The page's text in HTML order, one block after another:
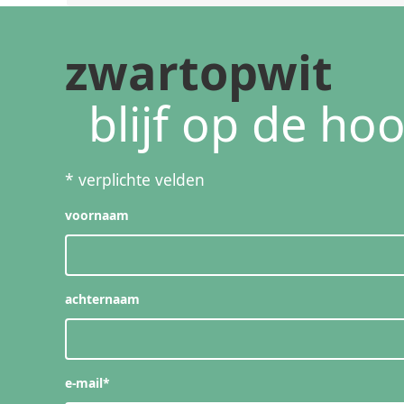
zwartopwit
blijf op de
* verplichte velden
voornaam
achternaam
e-mail*